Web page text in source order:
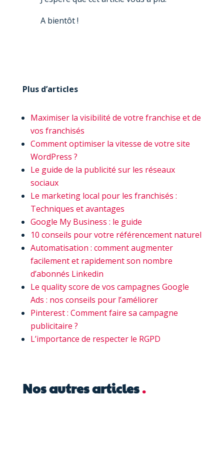
A bientôt !
Plus d’articles
Maximiser la visibilité de votre franchise et de
vos franchisés
Comment optimiser la vitesse de votre site
WordPress ?
Le guide de la publicité sur les réseaux
sociaux
Le marketing local pour les franchisés :
Techniques et avantages
Google My Business : le guide
10 conseils pour votre référencement naturel
Automatisation : comment augmenter
facilement et rapidement son nombre
d’abonnés Linkedin
Le quality score de vos campagnes Google
Ads : nos conseils pour l’améliorer
Pinterest : Comment faire sa campagne
publicitaire ?
L’importance de respecter le RGPD
Nos autres articles.